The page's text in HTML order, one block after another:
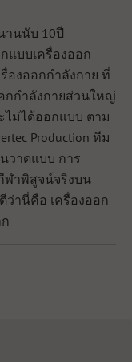
านนับ 10ปี
แบบเครื่องออก
องออกกำลังกาย ที่
กกำลังกายส่วนใหญ่
ไม่ได้ออกแบบ ตาม
Production ทีม
วาดแบบ การ
ฬาพิสูจน์จริงบน
ตีว่านี่คือ เครื่องออก
าง FITWHEY